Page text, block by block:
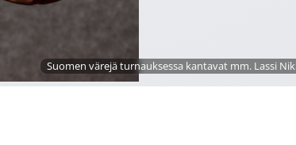
Suomen värejä turnauksessa kantavat mm. Lassi